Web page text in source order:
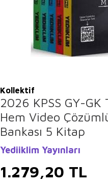
Kollektif
2026 KPSS GY-GK
Hem Video
Bankası 5 Kitap
Yediiklim Yayınları
1.279,20 TL